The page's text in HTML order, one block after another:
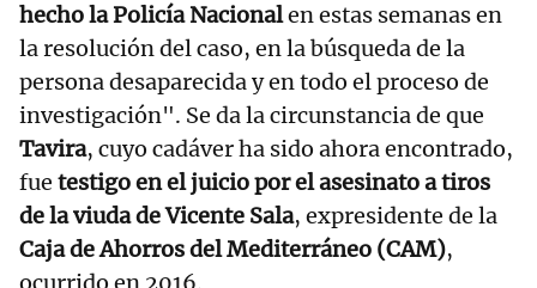
hecho la Policía Nacionalen estas semanas en
la resolución del caso, en la búsqueda de la
persona desaparecida y en todo el proceso de
investigación". Se da la circunstancia de que
Tavira, cuyo cadáver ha sido ahora encontrado,
fue testigo en el juicio por el asesinato a tiros
de la viuda de Vicente Sala, expresidente de la
Caja de Ahorros del Mediterráneo (CAM),